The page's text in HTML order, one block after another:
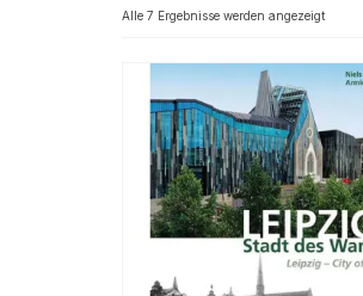
Alle 7 Ergebnisse werden angezeigtNach
sortiert